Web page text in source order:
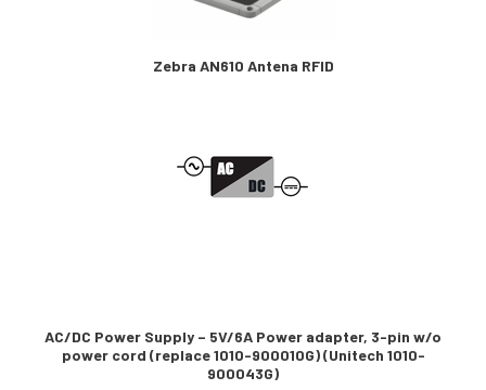
Zebra AN610 Antena RFID
AC/DC Power Supply – 5V/6A Power adapter, 3-pin w/o
power cord (replace 1010-900010G) (Unitech 1010-
900043G)